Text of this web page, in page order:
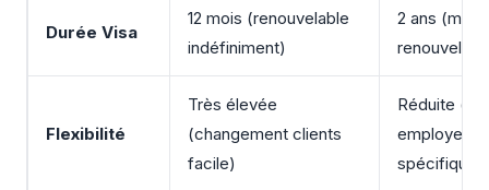
Durée Visa
12 mois (renouvelable
indéfiniment)
2 ans (max
Flexibilité
Très élevée
(changement clients
facile)
Réduite (lié
employeur
spécifique)